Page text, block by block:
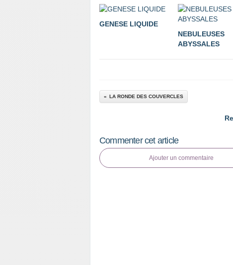
GENESE LIQUIDE
NEBULEUSES
ABYSSALES
LA RONDE DES COUVERCLES
Commenter cet article
Ajouter un commentaire